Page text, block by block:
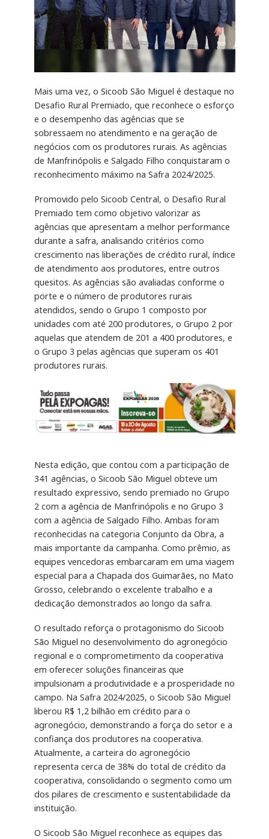
Mais uma vez, o Sicoob São Miguel é destaque no
Desafio Rural Premiado, que reconhece o esforço
e o desempenho das agências que se
sobressaem no atendimento e na geração de
negócios com os produtores rurais. As agências
de Manfrinópolis e Salgado Filho conquistaram o
reconhecimento máximo na Safra 2024/2025.
Promovido pelo Sicoob Central, o Desafio Rural
Premiado tem como objetivo valorizar as
agências que apresentam a melhor performance
durante a safra, analisando critérios como
crescimento nas liberações de crédito rural, índice
de atendimento aos produtores, entre outros
quesitos. As agências são avaliadas conforme o
porte e o número de produtores rurais
atendidos, sendo o Grupo 1 composto por
unidades com até 200 produtores, o Grupo 2 por
aquelas que atendem de 201 a 400 produtores, e
o Grupo 3 pelas agências que superam os 401
produtores rurais.
Nesta edição, que contou com a participação de
341 agências, o Sicoob São Miguel obteve um
resultado expressivo, sendo premiado no Grupo
2 com a agência de Manfrinópolis e no Grupo 3
com a agência de Salgado Filho. Ambas foram
reconhecidas na categoria Conjunto da Obra, a
mais importante da campanha. Como prêmio, as
equipes vencedoras embarcaram em uma viagem
especial para a Chapada dos Guimarães, no Mato
Grosso, celebrando o excelente trabalho e a
dedicação demonstrados ao longo da safra.
O resultado reforça o protagonismo do Sicoob
São Miguel no desenvolvimento do agronegócio
regional e o comprometimento da cooperativa
em oferecer soluções financeiras que
impulsionam a produtividade e a prosperidade no
campo. Na Safra 2024/2025, o Sicoob São Miguel
liberou R$ 1,2 bilhão em crédito para o
agronegócio, demonstrando a força do setor e a
confiança dos produtores na cooperativa.
Atualmente, a carteira do agronegócio
representa cerca de 38% do total de crédito da
cooperativa, consolidando o segmento como um
dos pilares de crescimento e sustentabilidade da
instituição.
O Sicoob São Miguel reconhece as equipes das